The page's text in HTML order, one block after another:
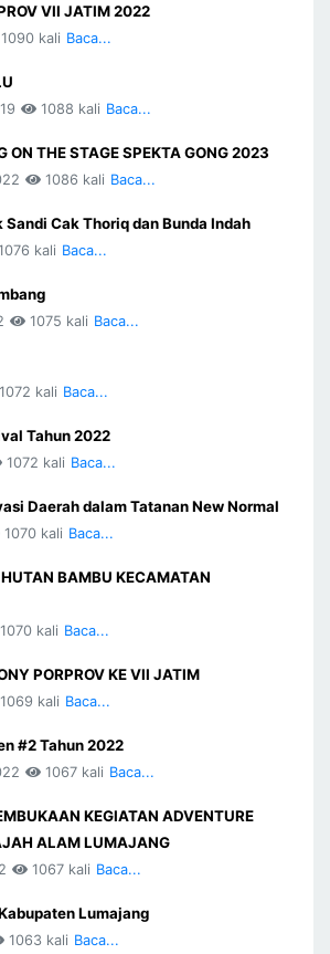
VII JATIM 2022
1090 kali Baca...
1088 kali Baca...
ON THE STAGE SPEKTA GONG 2023
1086 kali Baca...
Sandi Cak Thoriq dan Bunda Indah
kali Baca...
1075 kali Baca...
1072 kali Baca...
Tahun 2022
1072 kali Baca...
Daerah dalam Tatanan New Normal
1070 kali Baca...
HUTAN BAMBU KECAMATAN
1070 kali Baca...
PORPROV KE VII JATIM
1069 kali Baca...
#2 Tahun 2022
1067 kali Baca...
KEGIATAN ADVENTURE
ALAM LUMAJANG
1067 kali Baca...
Lumajang
1063 kali Baca...